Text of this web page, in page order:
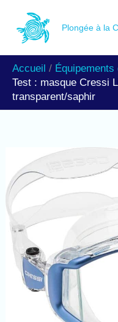
contenu
Plongée à la
Accueil
Équipements
Test : masque Cressi
transparent/saphir
e
h
e
r
e
r